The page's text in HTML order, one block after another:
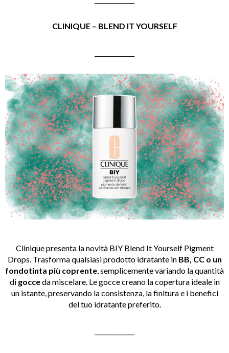
CLINIQUE – BLEND IT YOURSELF
Clinique presenta la novità BIY Blend It Yourself Pigment
Drops. Trasforma qualsiasi prodotto idratante in BB, CC o un
fondotinta più coprente, semplicemente variando la quantità
di gocceda miscelare. Le gocce creano la copertura ideale in
un istante, preservando la consistenza, la finitura e i benefici
del tuo idratante preferito.